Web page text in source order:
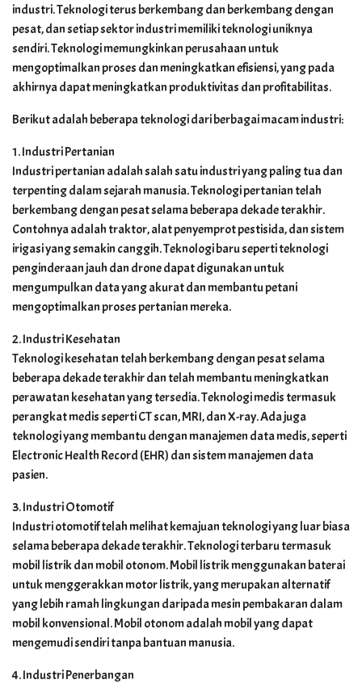
industri. Teknologi terus berkembang dan berkembang dengan
pesat, dan setiap sektor industri memiliki teknologi uniknya
sendiri. Teknologi memungkinkan perusahaan untuk
mengoptimalkan proses dan meningkatkan efisiensi, yang pada
akhirnya dapat meningkatkan produktivitas dan profitabilitas.
Berikut adalah beberapa teknologi dari berbagai macam industri:
1. Industri Pertanian
Industri pertanian adalah salah satu industri yang paling tua dan
terpenting dalam sejarah manusia. Teknologi pertanian telah
berkembang dengan pesat selama beberapa dekade terakhir.
Contohnya adalah traktor, alat penyemprot pestisida, dan sistem
irigasi yang semakin canggih. Teknologi baru seperti teknologi
penginderaan jauh dan drone dapat digunakan untuk
mengumpulkan data yang akurat dan membantu petani
mengoptimalkan proses pertanian mereka.
2. Industri Kesehatan
Teknologi kesehatan telah berkembang dengan pesat selama
beberapa dekade terakhir dan telah membantu meningkatkan
perawatan kesehatan yang tersedia. Teknologi medis termasuk
perangkat medis seperti CT scan, MRI, dan X-ray. Ada juga
teknologi yang membantu dengan manajemen data medis, seperti
Electronic Health Record (EHR) dan sistem manajemen data
pasien.
3. Industri Otomotif
Industri otomotif telah melihat kemajuan teknologi yang luar biasa
selama beberapa dekade terakhir. Teknologi terbaru termasuk
mobil listrik dan mobil otonom. Mobil listrik menggunakan baterai
untuk menggerakkan motor listrik, yang merupakan alternatif
yang lebih ramah lingkungan daripada mesin pembakaran dalam
mobil konvensional. Mobil otonom adalah mobil yang dapat
mengemudi sendiri tanpa bantuan manusia.
4. Industri Penerbangan